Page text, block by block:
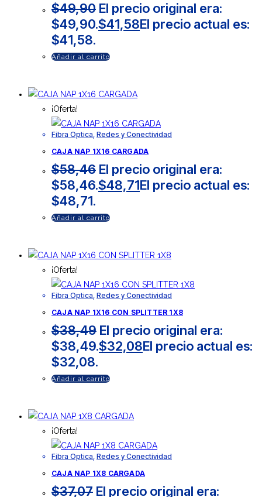
$49,90 El precio original era:
$49,90.$41,58El precio actual es:
$41,58.
Añadir al carrito
¡Oferta!
Fibra Optica, Redes y Conectividad
CAJA NAP 1X16 CARGADA
$58,46 El precio original era:
$58,46.$48,71El precio actual es:
$48,71.
Añadir al carrito
¡Oferta!
Fibra Optica, Redes y Conectividad
CAJA NAP 1X16 CON SPLITTER 1X8
$38,49 El precio original era:
$38,49.$32,08El precio actual es:
$32,08.
Añadir al carrito
¡Oferta!
Fibra Optica Redes y Conectividad
CAJA NAP 1X8 CARGADA
$37,07 El precio original era: